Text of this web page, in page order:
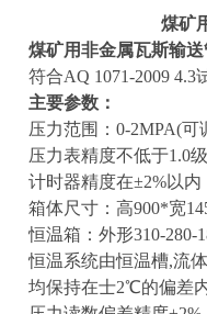
煤矿
煤矿用非金属瓦斯输
符合AQ 1071-2009 4.3
主要参数：
压力范围：0-2MPA(可
压力表精度不低于1.0级
计时器精度在±2%以内
箱体尺寸：高900*宽
恒温箱：外形310-280-
恒温系统由恒温槽,流
均保持在士2℃的偏差内